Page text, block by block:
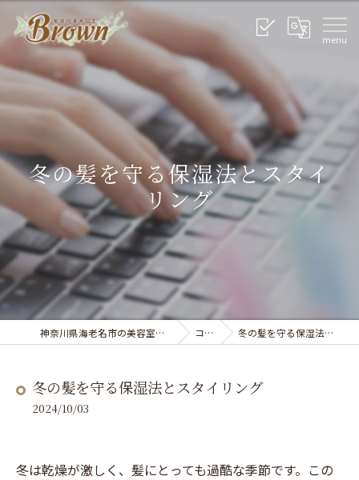
冬の髪を守る保湿法とスタイ
リング
神奈川県海老名市の美容室なら美容室Brown コラム 冬の髪を守る保湿法とスタイリング
冬の髪を守る保湿法とスタイリング
2024/10/03
冬は乾燥が激しく、髪にとっても過酷な季節です。この